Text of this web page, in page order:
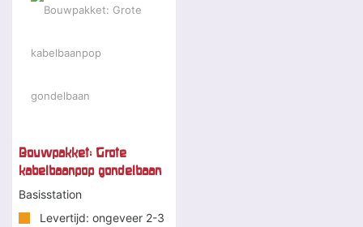
Bouwpakket: Grote
kabelbaanpop gondelbaan
Basisstation
Levertijd: ongeveer 2-3